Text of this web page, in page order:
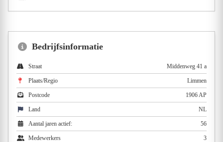
Bedrijfsinformatie
Straat Middenweg 41 a
Plaats/Regio Limmen
Postcode 1906 AP
Land NL
Aantal jaren actief: 56
Medewerkers 3